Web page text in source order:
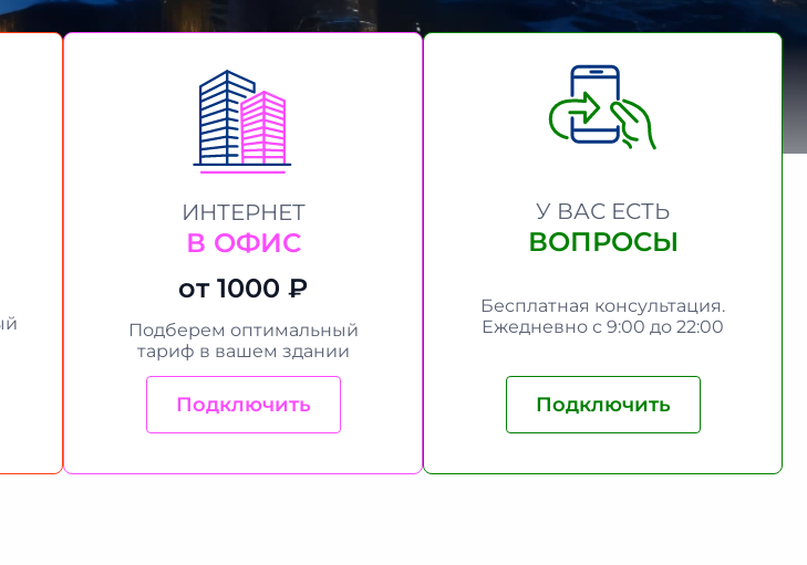
ИНТЕРНЕТ
В ОФИС
от 1000 ₽
Подберем оптимальный
тариф в вашем здании
Подключить
У ВАС ЕСТЬ
ВОПРОСЫ
Бесплатная консультация.
Ежедневно с 9:00 до 22:00
Подключить